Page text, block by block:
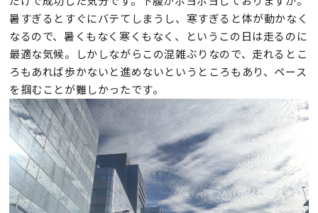
暑すぎるとすぐにバテてしまうし、寒すぎると体が動かなく
なるので、暑くもなく寒くもなく、というこの日は走るのに
最適な気候。しかしながらこの混雑ぶりなので、走れるとこ
ろもあれば歩かないと進めないというところもあり、ペース
を掴むことが難しかったです。